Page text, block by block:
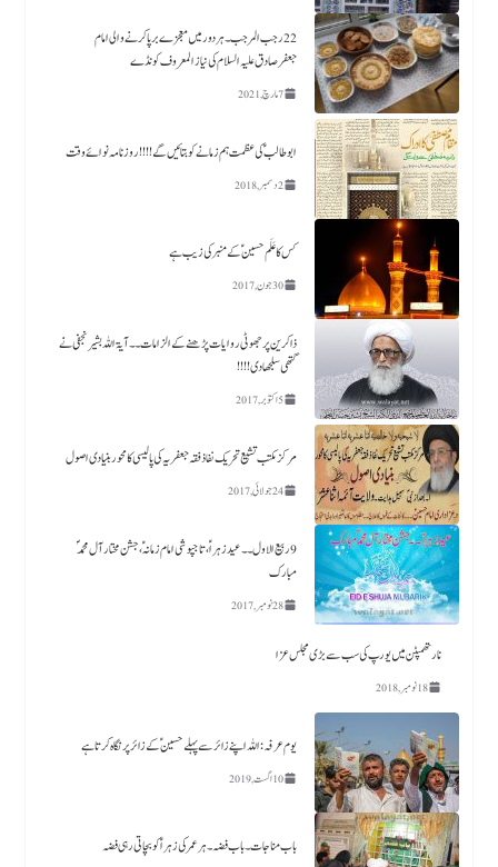
22رجب المرجب ۔ ہردور میں معجزے برپا کرنے والی امام
جعفرصادق علیہ السلام کی نیاز المعروف کونڈے
7 مارچ, 2021
ابو طالب ؑ کی عظمت ہم زمانے کو بتائیں گے !!!! روزنامہ نوائے وقت
2 دسمبر, 2018
کس کا عَلَم حسین ؑکے منبر کی زیب ہے​
30 جون, 2017
ذاکرین پر جھوٹی روایات پڑھنے کے الزامات ۔۔آیۃ اللہ بشیر نجفی نے
گتھی سلجھا دی!!!!
5 اکتوبر, 2017
مرکز مکتب تشیع تحریک نفاذفقہ جعفریہ کی پالیسی کا محور بنیادی اصول
24 جولائی, 2017
9 ربیع الاول ۔۔ عید زہراؑ، تاجپوشی امام زمانہؑ ،جشن مختار آل محمدؐ
مبارک
28 نومبر, 2017
نارتھمپٹن میں یورپ کی سب سے بڑی مجلس عزا
18 نومبر, 2018
یوم عرفہ :اللہ اپنے زائر سے پہلے حسینؑ کے زائر پر نگاہ کرتا ہے
10 اگست, 2019
باب مناجات ۔باب فضہ ۔ ہر عمر کی زہرا ؑ کو بچاتی رہی فضہ